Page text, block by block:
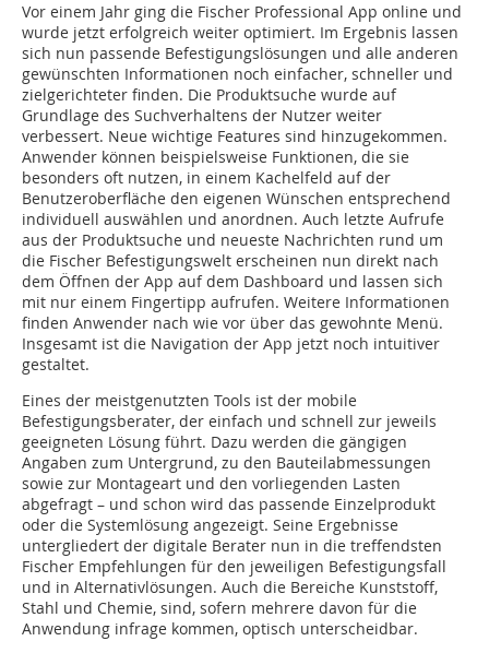
Vor einem Jahr ging die Fischer Professional App online und
wurde jetzt erfolgreich weiter optimiert. Im Ergebnis lassen
sich nun passende Befestigungslösungen und alle anderen
gewünschten Informationen noch einfacher, schneller und
zielgerichteter finden. Die Produktsuche wurde auf
Grundlage des Suchverhaltens der Nutzer weiter
verbessert. Neue wichtige Features sind hinzugekommen.
Anwender können beispielsweise Funktionen, die sie
besonders oft nutzen, in einem Kachelfeld auf der
Benutzeroberfläche den eigenen Wünschen entsprechend
individuell auswählen und anordnen. Auch letzte Aufrufe
aus der Produktsuche und neueste Nachrichten rund um
die Fischer Befestigungswelt erscheinen nun direkt nach
dem Öffnen der App auf dem Dashboard und lassen sich
mit nur einem Fingertipp aufrufen. Weitere Informationen
finden Anwender nach wie vor über das gewohnte Menü.
Insgesamt ist die Navigation der App jetzt noch intuitiver
gestaltet.
Eines der meistgenutzten Tools ist der mobile
Befestigungsberater, der einfach und schnell zur jeweils
geeigneten Lösung führt. Dazu werden die gängigen
Angaben zum Untergrund, zu den Bauteilabmessungen
sowie zur Montageart und den vorliegenden Lasten
abgefragt – und schon wird das passende Einzelprodukt
oder die Systemlösung angezeigt. Seine Ergebnisse
untergliedert der digitale Berater nun in die treffendsten
Fischer Empfehlungen für den jeweiligen Befestigungsfall
und in Alternativlösungen. Auch die Bereiche Kunststoff,
Stahl und Chemie, sind, sofern mehrere davon für die
Anwendung infrage kommen, optisch unterscheidbar.